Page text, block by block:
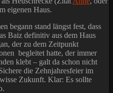
eigenen Haus.
begann stand längst fest, dass
Baiz definitiv aus dem Haus
der zu dem Zeitpunkt
begleitet hatte, der immer
klebt – galt da schon nicht
die Zehnjahresfeier im
Zukunft. Klar: Es sollte